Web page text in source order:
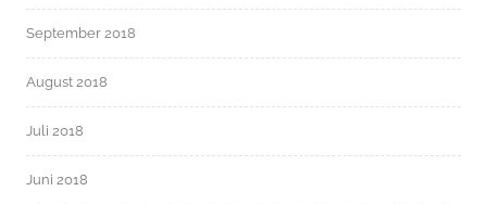
September 2018
August 2018
Juli 2018
Juni 2018